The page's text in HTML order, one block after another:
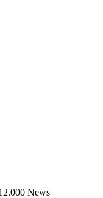
News